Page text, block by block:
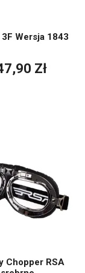
Wersja 1843
Zł
Chopper RSA